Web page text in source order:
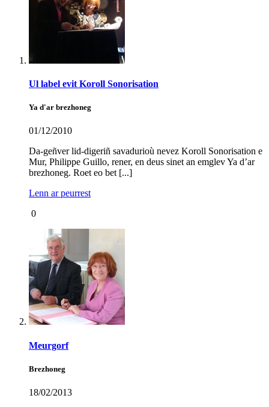
Ul label evit Koroll Sonorisation
Ya d'ar brezhoneg
01/12/2010
Da-geñver lid-digeriñ savadurioù nevez Koroll Sonorisation e
Mur, Philippe Guillo, rener, en deus sinet an emglev Ya d’ar
brezhoneg. Roet eo bet [...]
Lenn ar peurrest
0
Meurgorf
Brezhoneg
18/02/2013